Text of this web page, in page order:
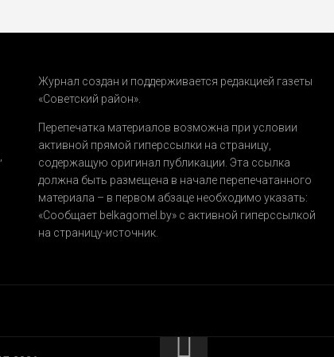
Журнал создан и поддерживается редакцией газеты
«Советский район».
Перепечатка материалов возможна при условии
активной прямой гиперссылки на страницу,
содержащую оригинал публикации. Эта ссылка
должна быть размещена в начале перепечатанного
материала – в первом абзаце необходимо указать:
«Сообщает belkagomel.by»с активной гиперссылкой
на страницу-источник.